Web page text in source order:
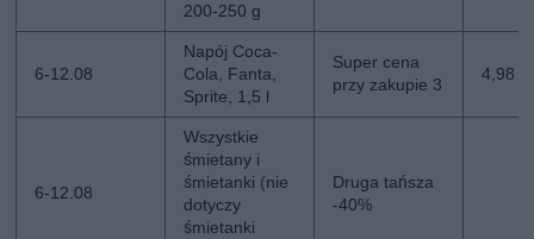
200-250 g
6-12.08
Napój Coca-
Cola, Fanta,
Sprite, 1,5 l
Super cena
przy zakupie 3
4,98
6-12.08
Wszystkie
śmietany i
śmietanki (nie
dotyczy
śmietanki
Druga tańsza
-40%